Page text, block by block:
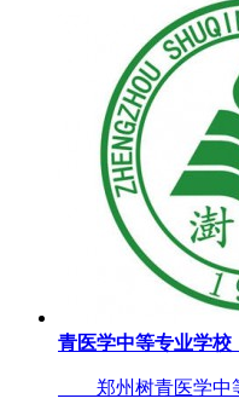
青医学中等专业学校
郑州树青医学中